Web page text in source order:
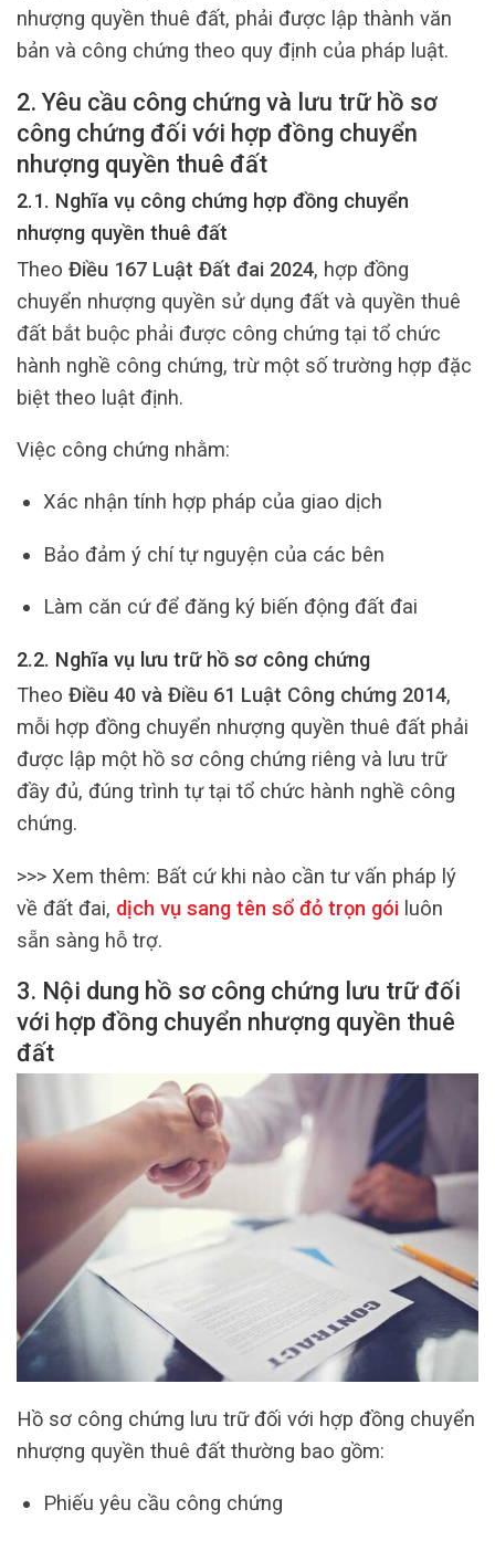
nhượng quyền thuê đất, phải được lập thành văn
bản và công chứng theo quy định của pháp luật.
2. Yêu cầu công chứng và lưu trữ hồ sơ
công chứng đối với hợp đồng chuyển
nhượng quyền thuê đất
2.1. Nghĩa vụ công chứng hợp đồng chuyển
nhượng quyền thuê đất
Theo Điều 167 Luật Đất đai 2024, hợp đồng
chuyển nhượng quyền sử dụng đất và quyền thuê
đất bắt buộc phải được công chứng tại tổ chức
hành nghề công chứng, trừ một số trường hợp đặc
biệt theo luật định.
Việc công chứng nhằm:
Xác nhận tính hợp pháp của giao dịch
Bảo đảm ý chí tự nguyện của các bên
Làm căn cứ để đăng ký biến động đất đai
2.2. Nghĩa vụ lưu trữ hồ sơ công chứng
Theo Điều 40 và Điều 61 Luật Công chứng 2014,
mỗi hợp đồng chuyển nhượng quyền thuê đất phải
được lập một hồ sơ công chứng riêng và lưu trữ
đầy đủ, đúng trình tự tại tổ chức hành nghề công
chứng.
>>> Xem thêm: Bất cứ khi nào cần tư vấn pháp lý
về đất đai, dịch vụ sang tên sổ đỏ trọn gói luôn
sẵn sàng hỗ trợ.
3. Nội dung hồ sơ công chứng lưu trữ đối
với hợp đồng chuyển nhượng quyền thuê
đất
Hồ sơ công chứng lưu trữ đối với hợp đồng chuyển
nhượng quyền thuê đất thường bao gồm:
Phiếu yêu cầu công chứng